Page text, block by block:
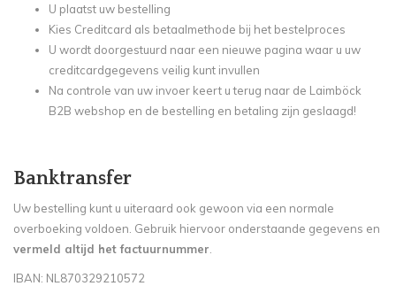
U plaatst uw bestelling
Kies Creditcard als betaalmethode bij het bestelproces
U wordt doorgestuurd naar een nieuwe pagina waar u uw
creditcardgegevens veilig kunt invullen
Na controle van uw invoer keert u terug naar de Laimböck
B2B webshop en de bestelling en betaling zijn geslaagd!
Banktransfer
Uw bestelling kunt u uiteraard ook gewoon via een normale
overboeking voldoen. Gebruik hiervoor onderstaande gegevens en
vermeld altijd het factuurnummer
IBAN: NL870329210572